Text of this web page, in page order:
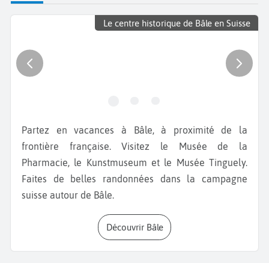
Le centre historique de Bâle en Suisse
Partez en vacances à Bâle, à proximité de la
frontière française. Visitez le Musée de la
Pharmacie, le Kunstmuseum et le Musée Tinguely.
Faites de belles randonnées dans la campagne
suisse autour de Bâle.
Découvrir Bâle